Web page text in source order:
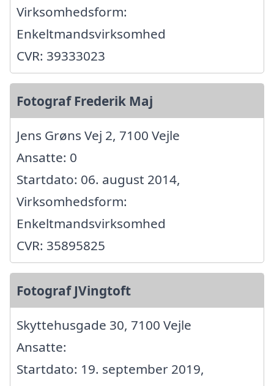
Virksomhedsform:
Enkeltmandsvirksomhed
CVR: 39333023
Fotograf Frederik Maj
Jens Grøns Vej 2, 7100 Vejle
Ansatte: 0
Startdato: 06. august 2014,
Virksomhedsform:
Enkeltmandsvirksomhed
CVR: 35895825
Fotograf JVingtoft
Skyttehusgade 30, 7100 Vejle
Ansatte:
Startdato: 19. september 2019,